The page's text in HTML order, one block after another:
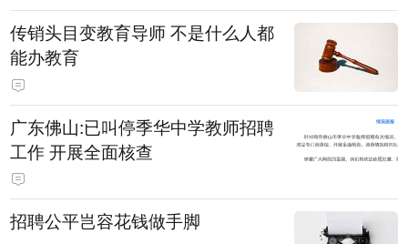
传销头目变教育导师 不是什么人都
能办教育
广东佛山:已叫停季华中学教师招聘
工作 开展全面核查
招聘公平岂容花钱做手脚